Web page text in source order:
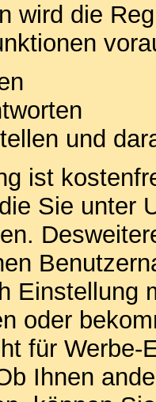
wird die
und
ist
Sie unter
Einstellung
oder
für
Ihnen